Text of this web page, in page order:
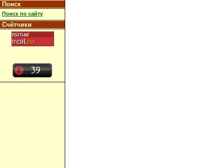
Поиск
Поиск по сайту
Счётчики